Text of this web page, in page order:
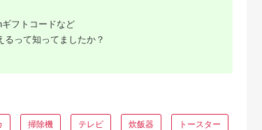
フトコードなど
るって知ってましたか？
掃除機 テレビ 炊飯器 トースター